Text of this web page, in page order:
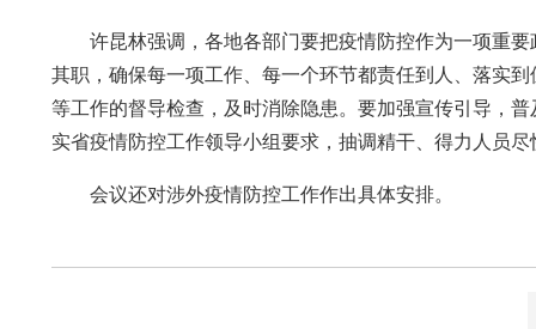
许昆林强调，各地各部门要把疫情防控作为一项重
其职，确保每一项工作、每一个环节都责任到人、落实
等工作的督导检查，及时消除隐患。要加强宣传引导，
实省疫情防控工作领导小组要求，抽调精干、得力人员
会议还对涉外疫情防控工作作出具体安排。